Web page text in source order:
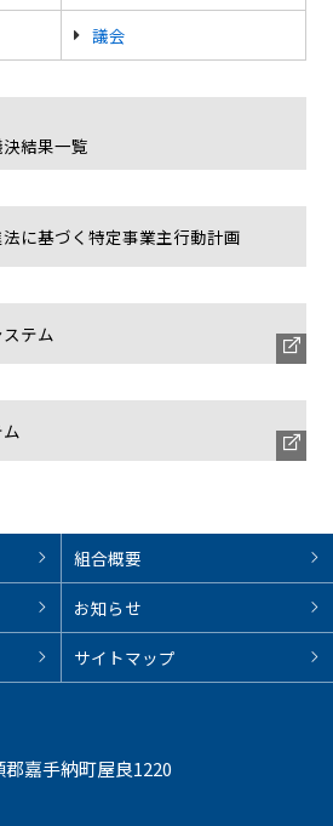
議会
結果一覧
に基づく特定事業主行動計画
テム
嘉手納町屋良1220
組合概要
お知らせ
サイトマップ